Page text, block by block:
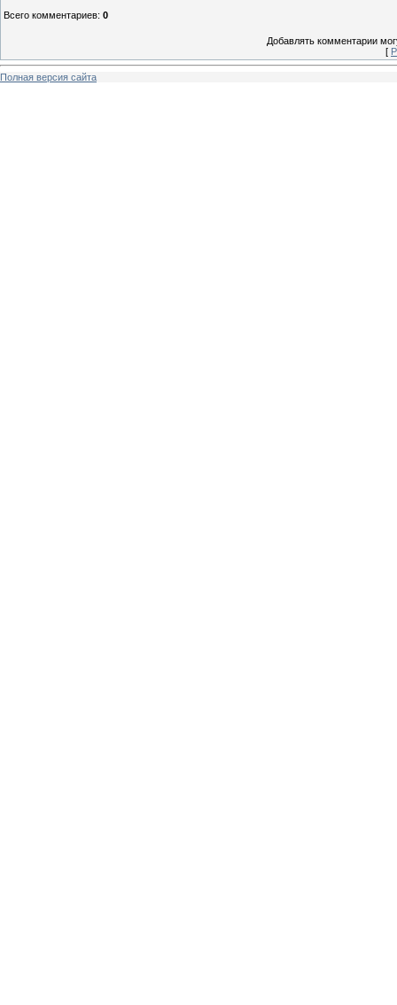
Всего комментариев: 0
Добавлять комментарии
[
Полная версия сайта